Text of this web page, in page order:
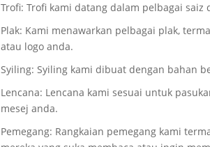
Trofi: Trofi kami datang dalam pelbagai
Plak: Kami menawarkan pelbagai plak,
atau logo anda.
Syiling: Syiling kami dibuat dengan bahan
Lencana: Lencana kami sesuai untuk
mesej anda.
Pemegang: Rangkaian pemegang kami